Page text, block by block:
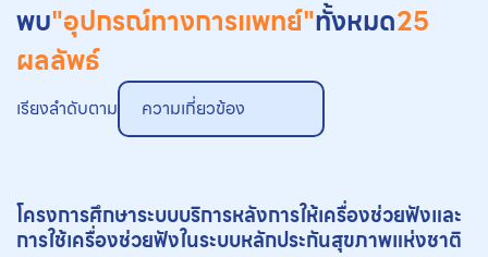
พบ"อุปกรณ์ทางการแพทย์"ทั้งหมด25
ผลลัพธ์
เรียงลำดับตาม ความเกี่ยวข้อง
โครงการศึกษาระบบบริการหลังการให้เครื่องช่วยฟังและ
การใช้เครื่องช่วยฟังในระบบหลักประกันสุขภาพแห่งชาติ